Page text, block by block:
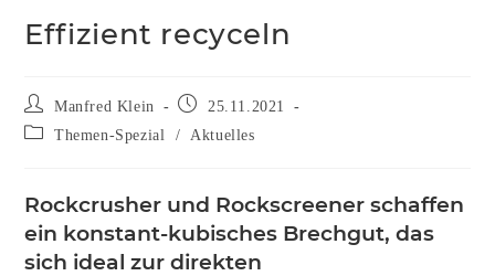
Effizient recyceln
Manfred Klein
25.11.2021
Themen-Spezial
/ Aktuelles
Rockcrusher und Rockscreener schaffen
ein konstant-kubisches Brechgut, das
sich ideal zur direkten